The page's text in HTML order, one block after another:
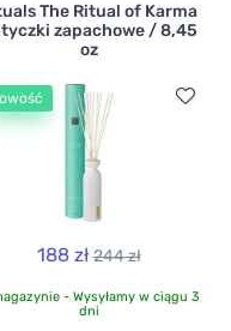
The Ritual of Karma
zapachowe / 8,45
oz
188 zł 244 zł
- Wysyłamy w ciągu 3
dni